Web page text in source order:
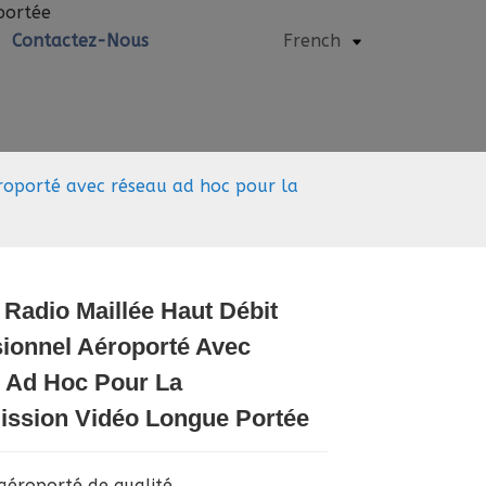
Contactez-Nous French
avec réseau ad hoc pour la
Maillée Haut Débit
Aéroporté Avec
Ad Hoc Pour La
Vidéo Longue Portée